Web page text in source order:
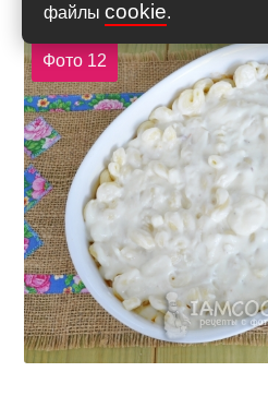
файлы cookie.
Выложим оставшийся соус.
Фото 12